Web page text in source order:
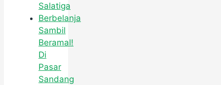
Salatiga
Berbelanja
Sambil
Beramal!
Di
Pasar
Sandang